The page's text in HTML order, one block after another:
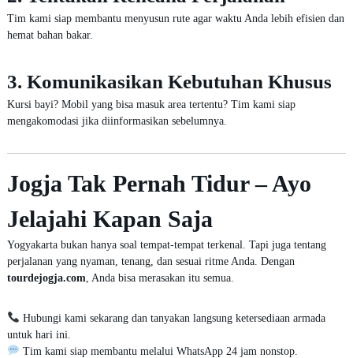
Tim kami siap membantu menyusun rute agar waktu Anda lebih efisien dan
hemat bahan bakar.
3. Komunikasikan Kebutuhan Khusus
Kursi bayi? Mobil yang bisa masuk area tertentu? Tim kami siap
mengakomodasi jika diinformasikan sebelumnya.
Jogja Tak Pernah Tidur – Ayo
Jelajahi Kapan Saja
Yogyakarta bukan hanya soal tempat-tempat terkenal. Tapi juga tentang
perjalanan yang nyaman, tenang, dan sesuai ritme Anda. Dengan
tourdejogja.com , Anda bisa merasakan itu semua.
Hubungi kami sekarang dan tanyakan langsung ketersediaan armada
untuk hari ini.
Tim kami siap membantu melalui WhatsApp 24 jam nonstop.